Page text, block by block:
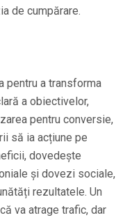
de cumpărare.
pentru a transforma
a obiectivelor,
pentru conversie,
să ia acțiune pe
dovedește
și dovezi sociale,
rezultatele. Un
va atrage trafic, dar